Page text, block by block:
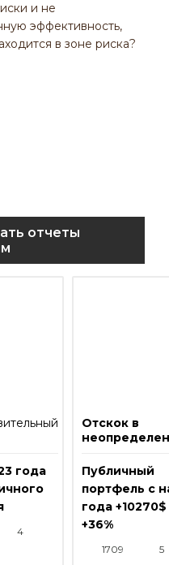
и не
эффективность,
в зоне риска?
отчеты
года
4
Отскок в
Публичный
портфель с
года
+36%
1709 5